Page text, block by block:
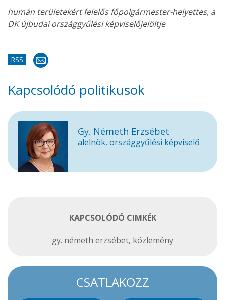
humán területekért felelős főpolgármester-helyettes, a
DK újbudai országgyűlési képviselőjelöltje
RSS
Kapcsolódó politikusok
Gy. Németh Erzsébet
alelnök, országgyűlési képviselő
KAPCSOLÓDÓ CIMKÉK
gy. németh erzsébet, közlemény
CSATLAKOZZ